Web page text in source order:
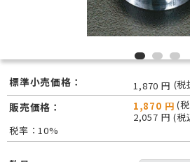
標準小売価格： 1,870 円 (税
販売価格： 1,870 円 (
2,057 円 (税
税率：10%